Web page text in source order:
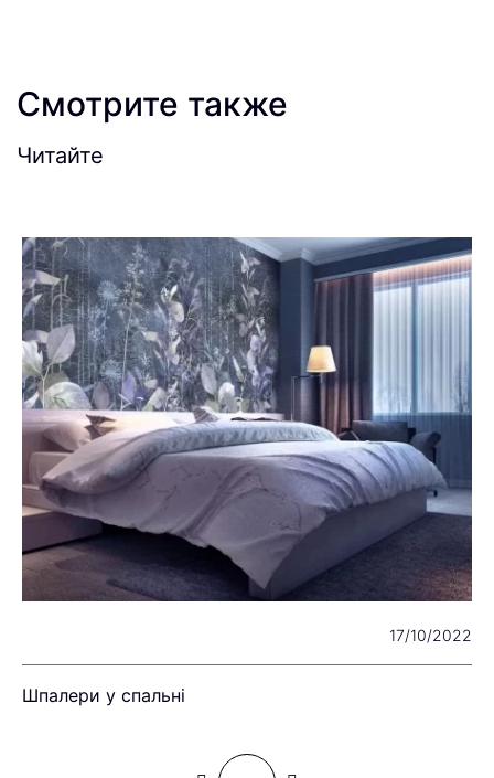
Смотрите также
Читайте
17/10/2022
Шпалери у спальні